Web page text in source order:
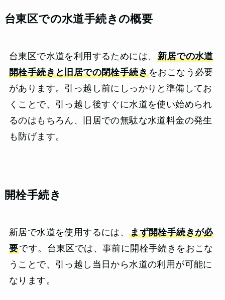
台東区での水道手続きの概要
台東区で水道を利用するためには、新居での水道
開栓手続きと旧居での閉栓手続きをおこなう必要
があります。引っ越し前にしっかりと準備してお
くことで、引っ越し後すぐに水道を使い始められ
るのはもちろん、旧居での無駄な水道料金の発生
も防げます。
開栓手続き
新居で水道を使用するには、まず開栓手続きが必
要です。台東区では、事前に開栓手続きをおこな
うことで、引っ越し当日から水道の利用が可能に
なります。